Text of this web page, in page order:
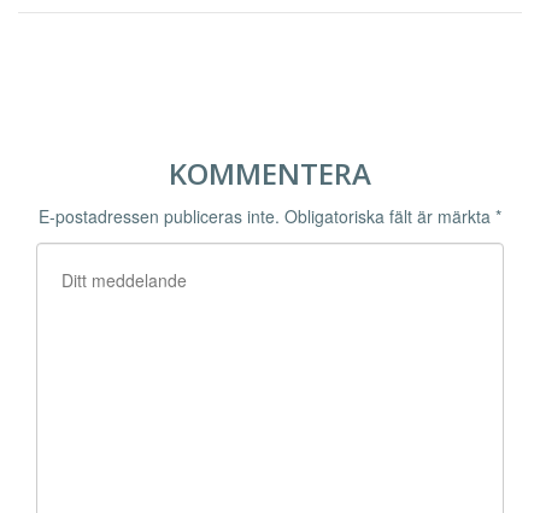
KOMMENTERA
E-postadressen publiceras inte. Obligatoriska fält är märkta *